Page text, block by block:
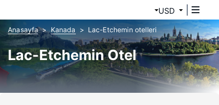
USD
Anasayfa Kanada Lac-Etchemin otelleri
Lac-Etchemin Otel